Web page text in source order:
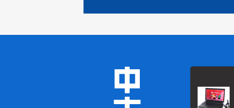
2021/01/08
2021/01/04